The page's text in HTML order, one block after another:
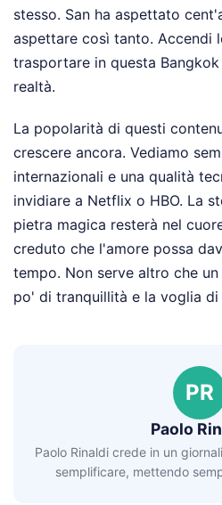
stesso. San ha aspettato
aspettare così tanto. Accendi
trasportare in questa
realtà.
La popolarità di questi
crescere ancora. Vediamo
internazionali e una qualità
invidiare a Netflix o HBO. La
pietra magica resterà nel
creduto che l'amore possa
tempo. Non serve altro che
po' di tranquillità e la voglia di
PR
Paolo
Paolo Rinaldi crede in un
semplificare, mettendo